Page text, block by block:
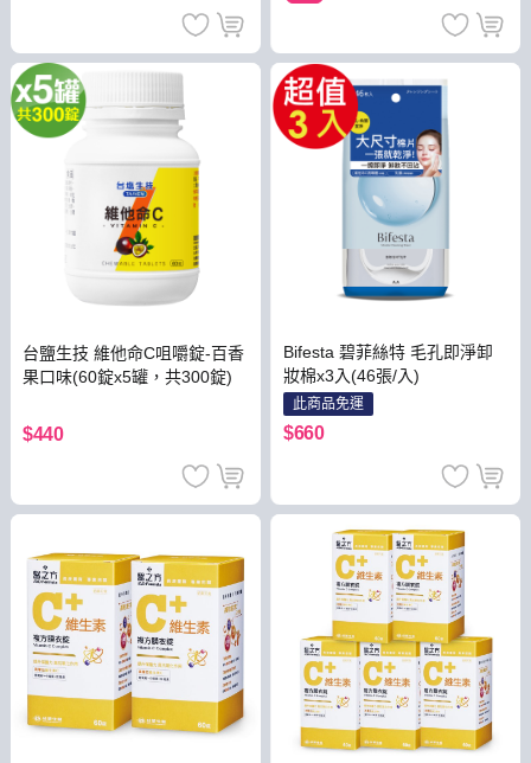
台鹽生技 維他命C咀嚼錠-百香
果口味(60錠x5罐，共300錠)
$440
Bifesta 碧菲絲特 毛孔即淨卸
妝棉x3入(46張/入)
此商品免運
$660